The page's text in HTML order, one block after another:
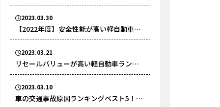
車の3つのリスクとは
2023.03.30
【2022年度】安全性能が高い軽自動車ラ
ンキングベスト5！安全性能の高い車の定
義とは？
2023.03.21
リセールバリューが高い軽自動車ランキ
ングベスト5！残価が残りやすい軽自動車
の特徴とは？
2023.03.10
車の交通事故原因ランキングベスト5！